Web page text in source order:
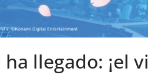
ha llegado: ¡el